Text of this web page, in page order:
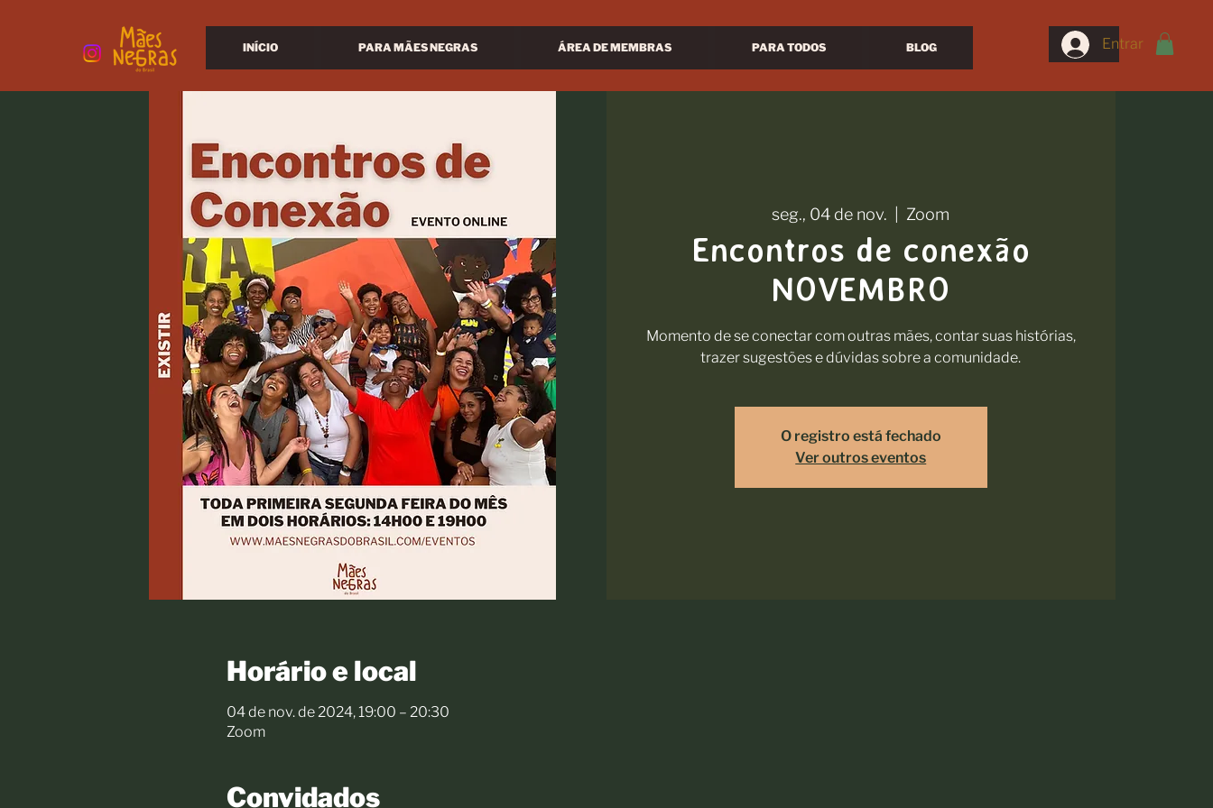
INÍCIO PARA MÃES NEGRAS ÁREA DE MEMBRAS PARA TODOS BLOG Entrar
seg., 04 de nov. Zoom
Encontros de conexão
NOVEMBRO
Momento de se conectar com outras mães, contar suas histórias,
trazer sugestões e dúvidas sobre a comunidade.
O registro está fechado
Ver outros eventos
Horário e local
04 de nov. de 2024, 19:00 – 20:30
Zoom
Convidados